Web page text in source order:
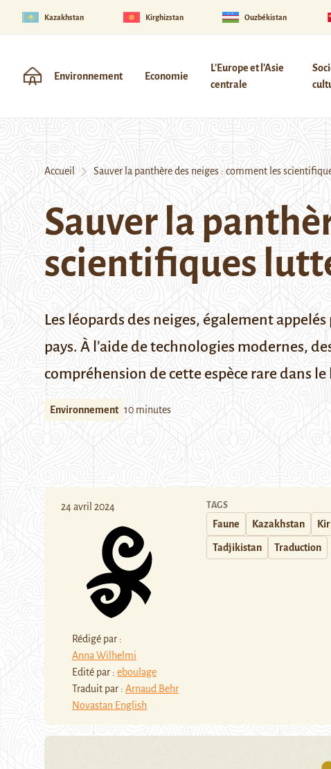
Kazakhstan Kirghizstan Ouzbékistan
Environnement Economie
L'Europe et l'Asie
centrale
Accueil Sauver la panthère des neiges : comment les
Sauver la
scientifiques
Les léopards des neiges, également
pays. À l’aide de technologies modernes,
compréhension de cette espèce rare dans le
Environnement 10 minutes
24 avril 2024
Rédigé par :
Anna Wilhelmi
Edité par : eboulage
Traduit par : Arnaud Behr
Novastan English
TAGS
Faune Kazakhstan
Tadjikistan Traduction